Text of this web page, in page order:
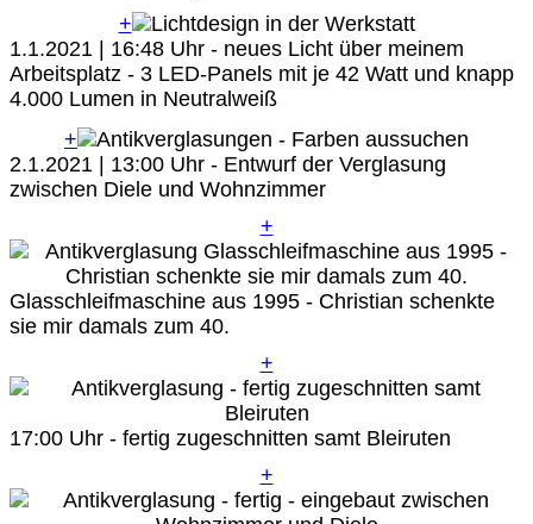
+
1.1.2021 | 16:48 Uhr - neues Licht über meinem
Arbeitsplatz - 3 LED-Panels mit je 42 Watt und knapp
4.000 Lumen in Neutralweiß
+
2.1.2021 | 13:00 Uhr - Entwurf der Verglasung
zwischen Diele und Wohnzimmer
+
Glasschleifmaschine aus 1995 - Christian schenkte
sie mir damals zum 40.
+
17:00 Uhr - fertig zugeschnitten samt Bleiruten
+